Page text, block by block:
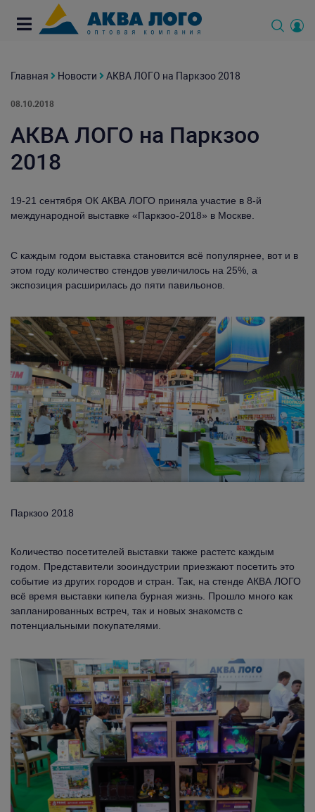
Главная Новости АКВА ЛОГО на Паркзоо 2018
08.10.2018
АКВА ЛОГО на Паркзоо
2018
19-21 сентября ОК АКВА ЛОГО приняла участие в 8-й
международной выставке «Паркзоо-2018» в Москве.
С каждым годом выставка становится всё популярнее, вот и в
этом году количество стендов увеличилось на 25%, а
экспозиция расширилась до пяти павильонов.
Паркзоо 2018
Количество посетителей выставки также растетс каждым
годом. Представители зооиндустрии приезжают посетить это
событие из других городов и стран. Так, на стенде АКВА ЛОГО
всё время выставки кипела бурная жизнь. Прошло много как
запланированных встреч, так и новых знакомств с
потенциальными покупателями.